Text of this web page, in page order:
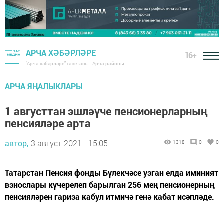
АРЧА ХӘБӘРЛӘРЕ
"Арча хәбәрләре" газетасы - Арча районы
16+
АРЧА ЯҢАЛЫКЛАРЫ
1 августтан эшләүче пенсионерларның
пенсияләре арта
автор, 3 август 2021 - 15:05 1318 0 0
Татарстан Пенсия фонды Бүлекчәсе узган елда иминият
взнослары күчерелеп барылган 256 мең пенсионерның
пенсияләрен гариза кабул итмичә генә кабат исәпләде.